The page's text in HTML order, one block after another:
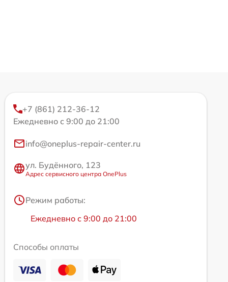
+7 (861) 212-36-12
Ежедневно с 9:00 до 21:00
info@oneplus-repair-center.ru
ул. Будённого, 123
Адрес сервисного центра OnePlus
Режим работы:
Ежедневно с 9:00 до 21:00
Способы оплаты